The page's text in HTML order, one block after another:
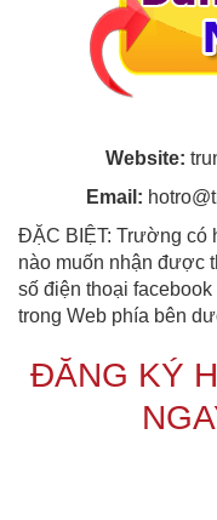
Website:
Email:
ĐẶC BIỆT: Trường có
nào muốn nhận được
số điện thoại
trong Web phía bên
ĐĂNG KÝ